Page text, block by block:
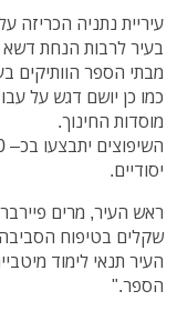
עיריית נתניה הכריזה
בעיר לרבות הנחת דשא
מבתי הספר הוותיקים
כמו כן יושם דגש על
מוסדות החינוך.
יסודיים.
ראש העיר, מרים
שקלים בטיפוח
העיר תנאי לימוד
הספר."